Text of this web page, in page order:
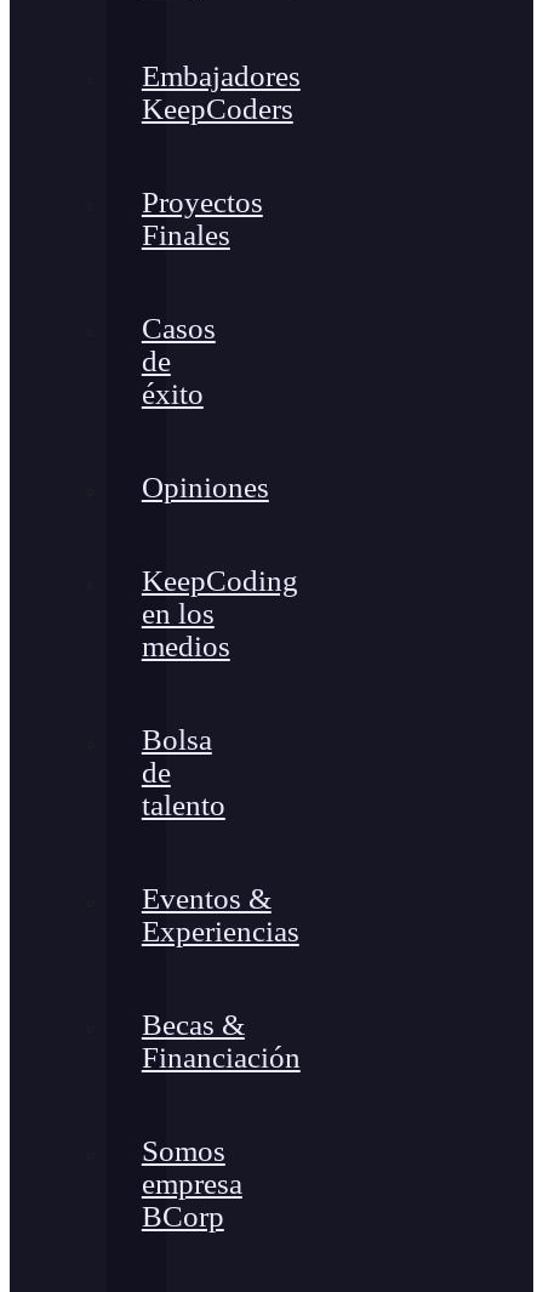
Embajadores
KeepCoders
Proyectos
Finales
Casos
de
éxito
Opiniones
KeepCoding
en los
medios
Bolsa
de
talento
Eventos &
Experiencias
Becas &
Financiación
Somos
empresa
BCorp